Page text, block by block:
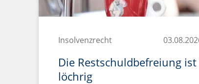
Insolvenzrecht
Die Restschuldbefreiung ist
löchrig